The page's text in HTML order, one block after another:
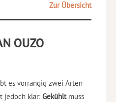
Zur Übersicht
OUZO
es vorrangig zwei Arten
jedoch klar: Gekühlt muss